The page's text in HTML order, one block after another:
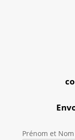
Prénom et